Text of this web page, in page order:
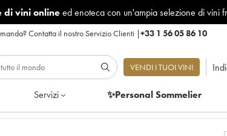
di vini onlineed enoteca con un'ampia selezione di vini
Contatta il nostro Servizio Clienti |+33 1 56 05 86 10
VENDI I TUOI VINI
Servizi ✨Personal Sommelier